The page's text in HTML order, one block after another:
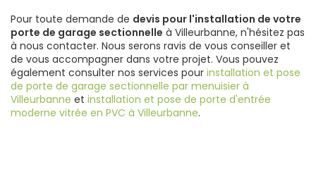
Pour toute demande de devis pour l'installation de votre
porte de garage sectionnelle à Villeurbanne, n'hésitez pas
à nous contacter. Nous serons ravis de vous conseiller et
de vous accompagner dans votre projet. Vous pouvez
également consulter nos services pour installation et pose
de porte de garage sectionnelle par menuisier à
Villeurbanne et installation et pose de porte d'entrée
moderne vitrée en PVC à Villeurbanne.